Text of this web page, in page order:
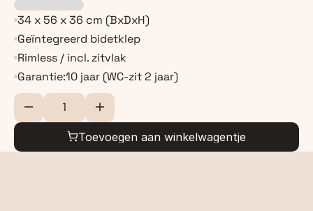
34 x 56 x 36 cm (BxDxH)
Geïntegreerd bidetklep
Rimless / incl. zitvlak
Garantie:10 jaar (WC-zit 2 jaar)
Toevoegen aan winkelwagentje